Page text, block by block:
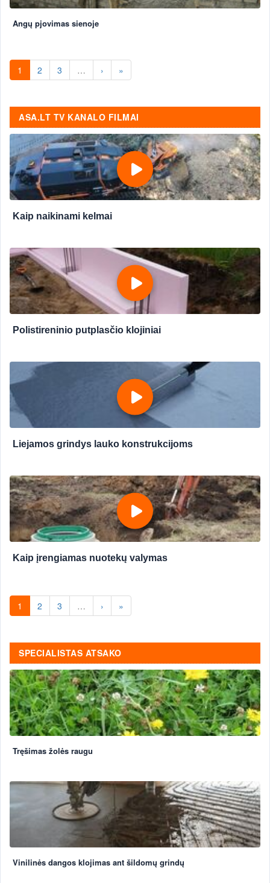
Angų pjovimas sienoje
1 2 3 … › »
ASA.LT TV KANALO FILMAI
Kaip naikinami kelmai
Polistireninio putplasčio klojiniai
Liejamos grindys lauko konstrukcijoms
Kaip įrengiamas nuotekų valymas
1 2 3 … › »
SPECIALISTAS ATSAKO
Tręšimas žolės raugu
Vinilinės dangos klojimas ant šildomų grindų